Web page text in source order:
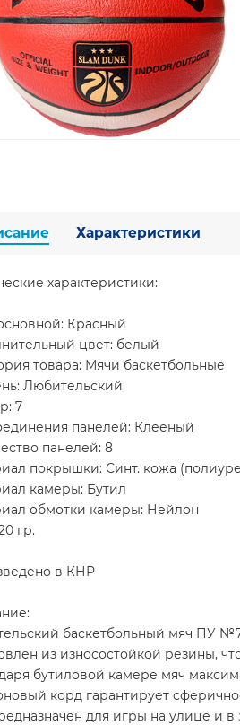
Характеристики
характеристики:
Красный
цвет: белый
товара: Мячи баскетбольные
Любительский
7
панелей: Клееный
панелей: 8
покрышки: Синт. кожа
камеры: Бутил
обмотки камеры: Нейлон
гр.
в КНР
баскетбольный мяч ПУ
из износостойкой резины,
бутиловой камере мяч
корд гарантирует
для игры на улице и в